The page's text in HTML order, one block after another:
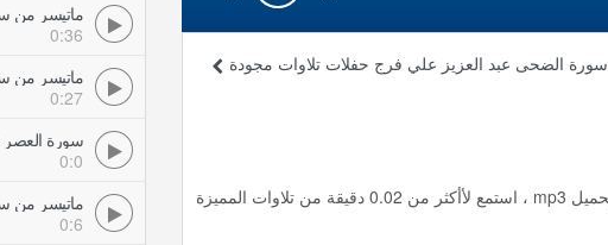
سورة الضحى عبد العزيز علي فرج حفلات تلاوات مجودة
سورة القارعة عبد العزيز علي فرج حفلات تلاوات مجودة استماع وتحميل mp3 ، استمع لأأكثر من 0.02 دقيقة من تلاوات المميزة
0:36
0:27
0:0
0:6